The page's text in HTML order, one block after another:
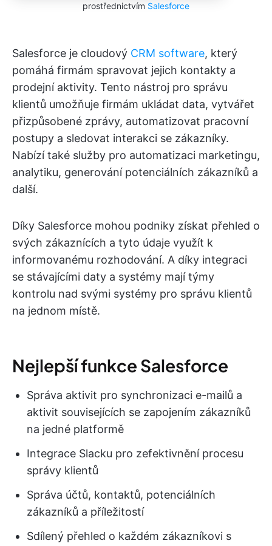
prostřednictvím Salesforce
Salesforce je cloudový CRM software, který
pomáhá firmám spravovat jejich kontakty a
prodejní aktivity. Tento nástroj pro správu
klientů umožňuje firmám ukládat data, vytvářet
přizpůsobené zprávy, automatizovat pracovní
postupy a sledovat interakci se zákazníky.
Nabízí také služby pro automatizaci marketingu,
analytiku, generování potenciálních zákazníků a
další.
Díky Salesforce mohou podniky získat přehled o
svých zákaznících a tyto údaje využít k
informovanému rozhodování. A díky integraci
se stávajícími daty a systémy mají týmy
kontrolu nad svými systémy pro správu klientů
na jednom místě.
Nejlepší funkce Salesforce
Správa aktivit pro synchronizaci e-mailů a
aktivit souvisejících se zapojením zákazníků
na jedné platformě
Integrace Slacku pro zefektivnění procesu
správy klientů
Správa účtů, kontaktů, potenciálních
zákazníků a příležitostí
Sdílený přehled o každém zákazníkovi s